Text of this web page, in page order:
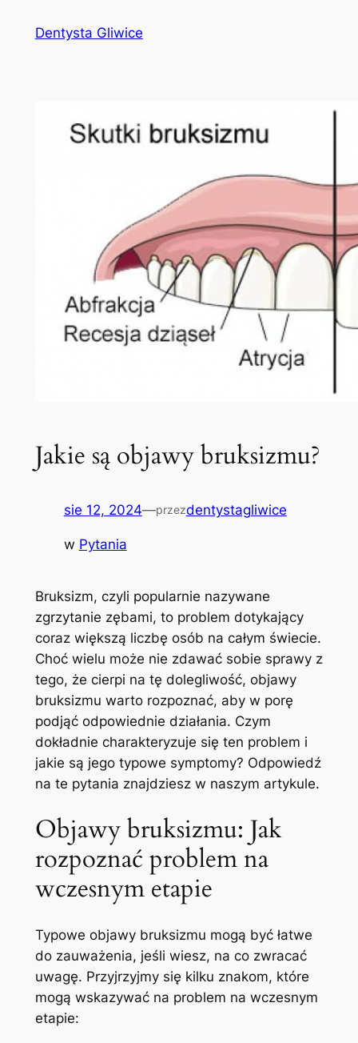
Dentysta Gliwice
Jakie są objawy bruksizmu?
sie 12, 2024—przezdentystagliwice
w Pytania
Bruksizm, czyli ⁣popularnie nazywane
zgrzytanie zębami, to ⁤problem dotykający
coraz większą liczbę osób na całym świecie.
Choć wielu może nie zdawać sobie sprawy ⁣z⁢
tego,⁢ że cierpi ‌na tę dolegliwość, objawy​
bruksizmu⁢ warto rozpoznać, aby w porę⁤
podjąć odpowiednie działania. Czym
dokładnie ‌charakteryzuje się ten problem i
jakie⁣ są jego typowe symptomy? Odpowiedź
na te pytania znajdziesz w naszym artykule.
Objawy⁢ bruksizmu: Jak
rozpoznać problem​ na
wczesnym etapie
Typowe objawy⁤ bruksizmu mogą być łatwe
do⁢ zauważenia, ⁣jeśli wiesz, na co zwracać
uwagę. Przyjrzyjmy się kilku‍ znakom, które
‌mogą wskazywać na problem na ​wczesnym
etapie: